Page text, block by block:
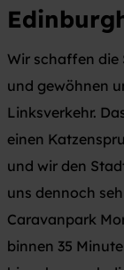
Wir schaffen die
und gewöhnen
Linksverkehr.
einen
und wir den
uns dennoch
Caravanpark
binnen 35